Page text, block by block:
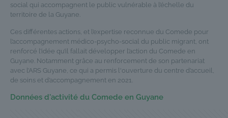
social qui accompagnent le public vulnérable à l’échelle du
territoire de la Guyane.
Ces différentes actions, et l’expertise reconnue du Comede pour
l’accompagnement médico-psycho-social du public migrant, ont
renforcé l’idée qu’il fallait développer l’action du Comede en
Guyane. Notamment grâce au renforcement de son partenariat
avec l’ARS Guyane, ce qui a permis l'ouverture du centre d’accueil,
de soins et d’accompagnement en 2021.
Données d'activité du Comede en Guyane